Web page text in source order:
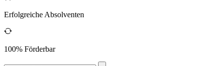
Erfolgreiche Absolventen
100% Förderbar